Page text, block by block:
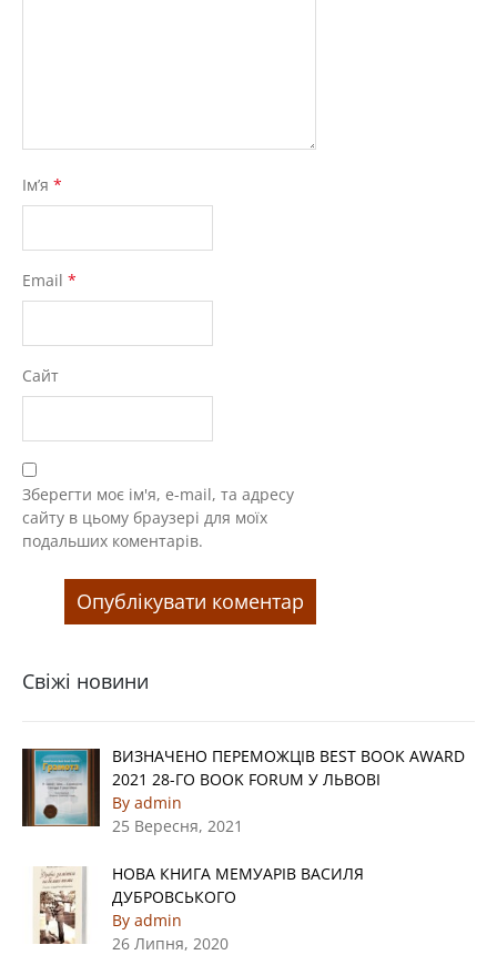
Ім’я *
Email *
Сайт
Зберегти моє ім'я, e-mail, та адресу
сайту в цьому браузері для моїх
подальших коментарів.
Свіжі новини
ВИЗНАЧЕНО ПЕРЕМОЖЦІВ BEST BOOK AWARD
2021 28-ГО BOOK FORUM У ЛЬВОВІ
By admin
25 Вересня, 2021
НОВА КНИГА МЕМУАРІВ ВАСИЛЯ
ДУБРОВСЬКОГО
By admin
26 Липня, 2020